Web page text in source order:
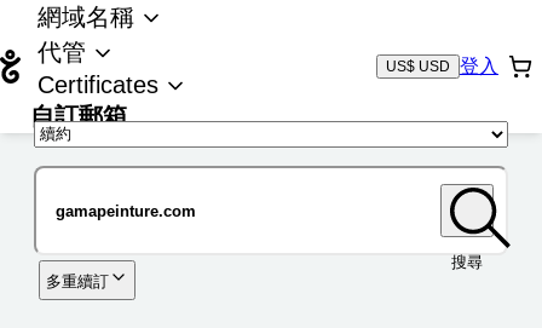
網域名稱
代管
Certificates
自訂郵箱
US$ USD 登入
搜尋
多重續訂